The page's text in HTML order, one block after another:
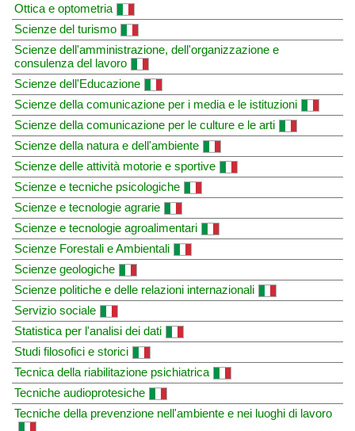
Ottica e optometria
Scienze del turismo
Scienze dell'amministrazione, dell'organizzazione e
consulenza del lavoro
Scienze dell'Educazione
Scienze della comunicazione per i media e le istituzioni
Scienze della comunicazione per le culture e le arti
Scienze della natura e dell'ambiente
Scienze delle attività motorie e sportive
Scienze e tecniche psicologiche
Scienze e tecnologie agrarie
Scienze e tecnologie agroalimentari
Scienze Forestali e Ambientali
Scienze geologiche
Scienze politiche e delle relazioni internazionali
Servizio sociale
Statistica per l'analisi dei dati
Studi filosofici e storici
Tecnica della riabilitazione psichiatrica
Tecniche audioprotesiche
Tecniche della prevenzione nell'ambiente e nei luoghi di lavoro